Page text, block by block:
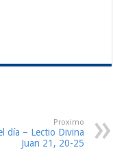
Proximo
día – Lectio Divina
Juan 21, 20-25